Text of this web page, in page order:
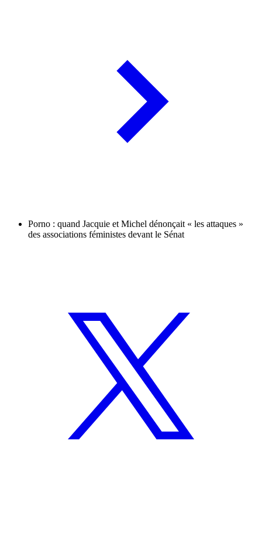
Porno : quand Jacquie et Michel dénonçait « les attaques »
des associations féministes devant le Sénat